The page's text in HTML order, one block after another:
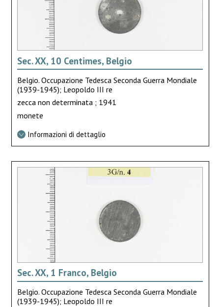
Sec. XX, 10 Centimes, Belgio
Belgio. Occupazione Tedesca Seconda Guerra Mondiale
(1939-1945); Leopoldo III re
zecca non determinata ; 1941
monete
Informazioni di dettaglio
Sec. XX, 1 Franco, Belgio
Belgio. Occupazione Tedesca Seconda Guerra Mondiale
(1939-1945); Leopoldo III re